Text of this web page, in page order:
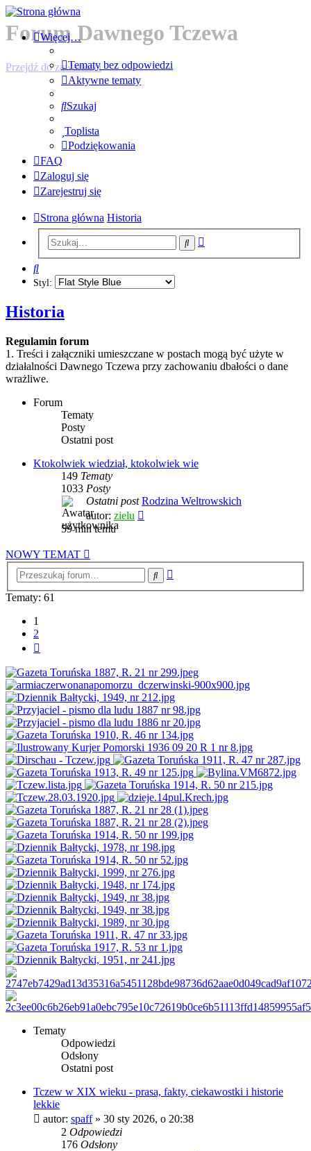
Forum Dawnego Tczewa
Przejdź do zawartości
Więcej…
Tematy bez odpowiedzi
Aktywne tematy
Szukaj
Toplista
Podziękowania
FAQ
Zaloguj się
Zarejestruj się
Strona główna Historia
Szukaj
Szukaj
Styl:
Historia
Regulamin forum
1. Treści i załączniki umieszczane w postach mogą być użyte w
działalności Dawnego Tczewa przy zachowaniu dbałości o dane
wrażliwe.
Forum
Tematy
Posty
Ostatni post
Ktokolwiek wiedział, ktokolwiek wie
149 Tematy
1033 Posty
Ostatni post Rodzina Weltrowskich
autor: zielu
59 min temu
NOWY TEMAT
Szukaj
Tematy: 61
1
2
Tematy
Odpowiedzi
Odsłony
Ostatni post
Tczew w XIX wieku - prasa, fakty, ciekawostki i historie
lekkie
autor: spaff» 30 sty 2026, o 20:38
2 Odpowiedzi
176 Odsłony